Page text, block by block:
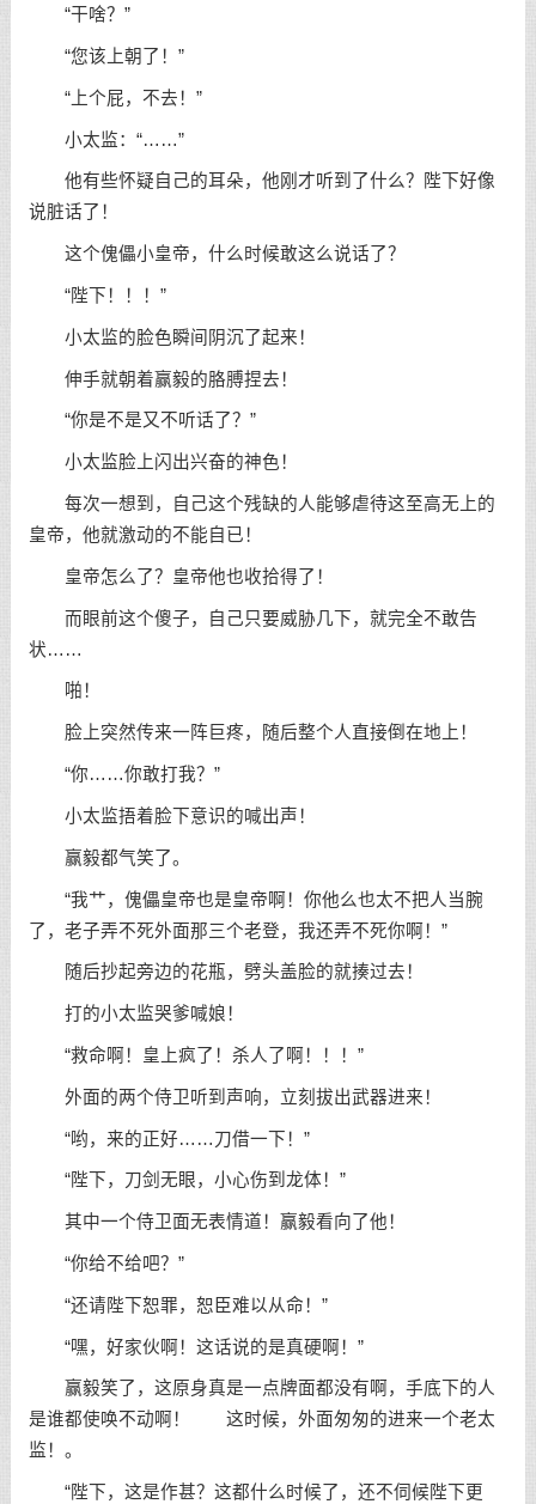
“干啥？”
“您该上朝了！”
“上个屁，不去！”
小太监：“……”
他有些怀疑自己的耳朵，他刚才听到了什么？陛下好像
说脏话了！
这个傀儡小皇帝，什么时候敢这么说话了？
“陛下！！！”
小太监的脸色瞬间阴沉了起来！
伸手就朝着赢毅的胳膊捏去！
“你是不是又不听话了？”
小太监脸上闪出兴奋的神色！
每次一想到，自己这个残缺的人能够虐待这至高无上的
皇帝，他就激动的不能自已！
皇帝怎么了？皇帝他也收拾得了！
而眼前这个傻子，自己只要威胁几下，就完全不敢告
状……
啪！
脸上突然传来一阵巨疼，随后整个人直接倒在地上！
“你……你敢打我？”
小太监捂着脸下意识的喊出声！
赢毅都气笑了。
“我艹，傀儡皇帝也是皇帝啊！你他么也太不把人当腕
了，老子弄不死外面那三个老登，我还弄不死你啊！”
随后抄起旁边的花瓶，劈头盖脸的就揍过去！
打的小太监哭爹喊娘！
“救命啊！皇上疯了！杀人了啊！！！”
外面的两个侍卫听到声响，立刻拔出武器进来！
“哟，来的正好……刀借一下！”
“陛下，刀剑无眼，小心伤到龙体！”
其中一个侍卫面无表情道！赢毅看向了他！
“你给不给吧？”
“还请陛下恕罪，恕臣难以从命！”
“嘿，好家伙啊！这话说的是真硬啊！”
赢毅笑了，这原身真是一点牌面都没有啊，手底下的人
是谁都使唤不动啊！ 这时候，外面匆匆的进来一个老太
监！。
“陛下，这是作甚？这都什么时候了，还不伺候陛下更